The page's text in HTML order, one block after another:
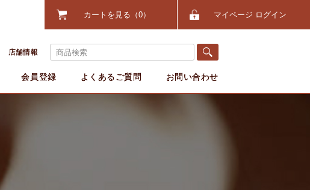
カートを見る 0 マイページ ログイン
店舗情報
会員登録 よくあるご質問 お問い合わせ